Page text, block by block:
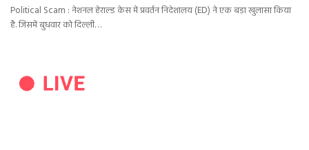
Political Scam : नेशनल हेराल्ड केस में प्रवर्तन निदेशालय (ED) ने एक बड़ा खुलासा किया
है. जिसमें बुधवार को दिल्ली…